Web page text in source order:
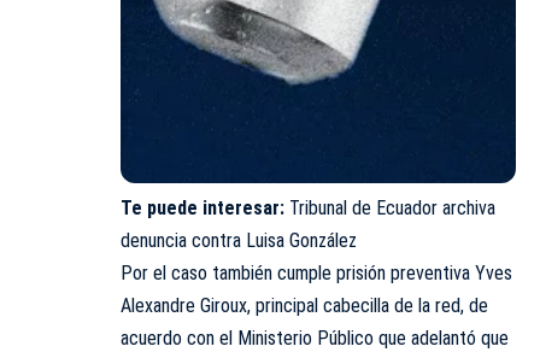
Te puede interesar: Tribunal de Ecuador archiva
denuncia contra Luisa González
Por el caso también cumple prisión preventiva Yves
Alexandre Giroux, principal cabecilla de la red, de
acuerdo con el Ministerio Público que adelantó que